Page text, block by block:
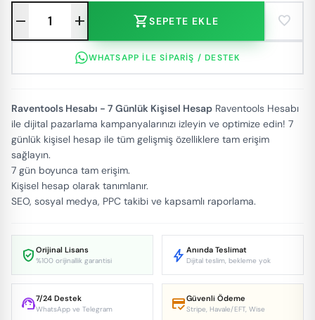
remove add shopping_cartSEPETE EKLE favorite
WHATSAPP ILE SIPARIŞ / DESTEK
Raventools Hesabı - 7 Günlük Kişisel Hesap Raventools Hesabı
ile dijital pazarlama kampanyalarınızı izleyin ve optimize edin! 7
günlük kişisel hesap ile tüm gelişmiş özelliklere tam erişim
sağlayın.
7 gün boyunca tam erişim.
Kişisel hesap olarak tanımlanır.
SEO, sosyal medya, PPC takibi ve kapsamlı raporlama.
verified_user Orijinal Lisans
%100 orijinallik garantisi bolt Anında Teslimat
Dijital teslim, bekleme yok
support_agent7/24 Destek
WhatsApp ve Telegram credit_scoreGüvenli Ödeme
Stripe, Havale/EFT, Wise